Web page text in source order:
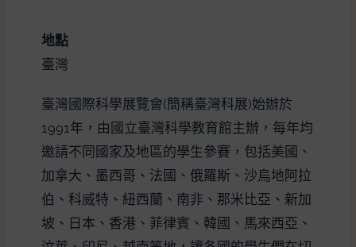
地點
臺灣
臺灣國際科學展覽會(簡稱臺灣科展)始辦於
1991年，由國立臺灣科學教育館主辦，每年均
邀請不同國家及地區的學生參賽，包括美國、
加拿大、墨西哥、法國、俄羅斯、沙烏地阿拉
伯、科威特、紐西蘭、南非、那米比亞、新加
坡、日本、香港、菲律賓、韓國、馬來西亞、